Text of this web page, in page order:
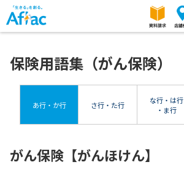
保険用語集（がん保険）
あ行・か行 さ行・た行
な行・は行
・ま行
がん保険【がんほけん】